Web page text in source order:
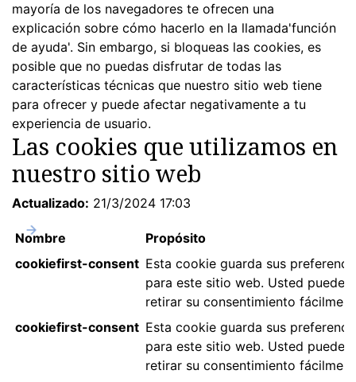
mayoría de los navegadores te ofrecen una
explicación sobre cómo hacerlo en la llamada'función
de ayuda'. Sin embargo, si bloqueas las cookies, es
posible que no puedas disfrutar de todas las
características técnicas que nuestro sitio web tiene
para ofrecer y puede afectar negativamente a tu
experiencia de usuario.
Las cookies que utilizamos en
nuestro sitio web
Actualizado: 21/3/2024 17:03
Nombre
Propósito
cookiefirst-consent Esta cookie guarda sus
para este sitio web. Usted puede
retirar su consentimiento
cookiefirst-consent Esta cookie guarda sus
para este sitio web. Usted puede
retirar su consentimiento